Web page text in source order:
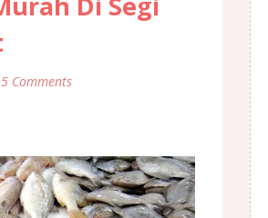
5 Comments